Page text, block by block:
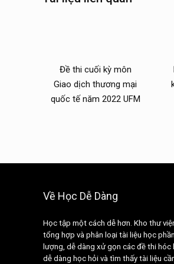
Đề thi cuối kỳ môn
Giao dịch thương mại
quốc tế năm 2022 UFM
Về Học Dễ Dàng
Học tập một cách dễ hơn. Kho thư
tổng hợp và phân loại tài liệu học
lượng, dễ dàng xử gọn các đề thi hóc
dễ dàng học hỏi và tìm thấy tài liệu